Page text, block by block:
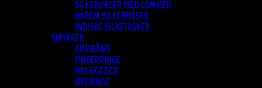
SILKEBUKSER MED LOMMER
HAREM SILKEBUKSER
INDISKE SILKETASKER
SMYKKER
ARMBÅND
FINGERRINGE
HALSKÆDER
ØRERINGE